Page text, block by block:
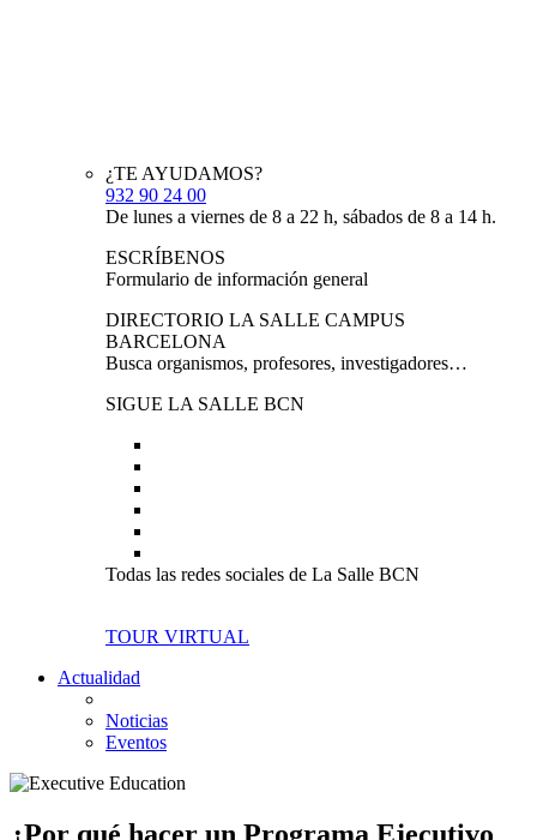
¿TE AYUDAMOS?
932 90 24 00
De lunes a viernes de 8 a 22 h, sábados de 8 a 14 h.
ESCRÍBENOS
Formulario de información general
DIRECTORIO LA SALLE CAMPUS
BARCELONA
Busca organismos, profesores, investigadores…
SIGUE LA SALLE BCN
Todas las redes sociales de La Salle BCN
TOUR VIRTUAL
Actualidad
Noticias
Eventos